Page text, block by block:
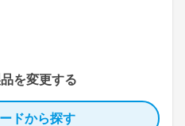
を変更する
ドから探す